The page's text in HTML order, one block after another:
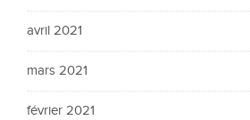
avril 2021
mars 2021
février 2021